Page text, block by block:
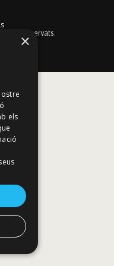
drets reservats.
STUDIO
×
els